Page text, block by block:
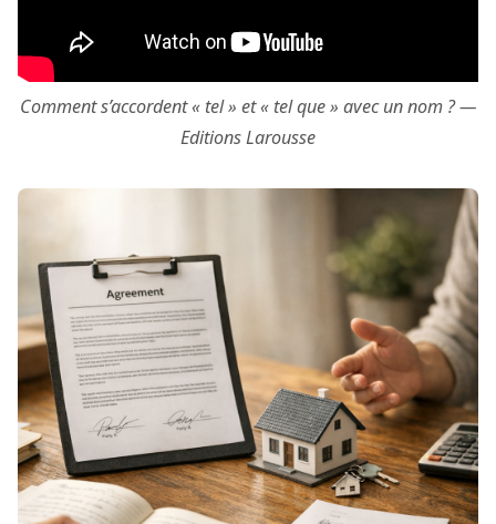
Comment s’accordent « tel » et « tel que » avec un nom ? —
Editions Larousse